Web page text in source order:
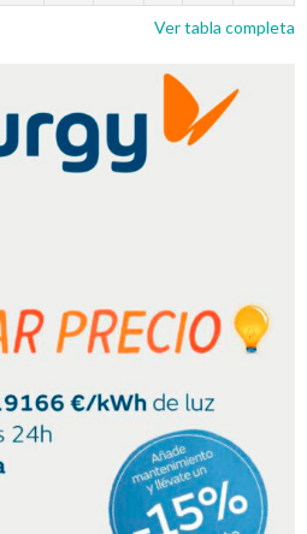
Ver tabla completa